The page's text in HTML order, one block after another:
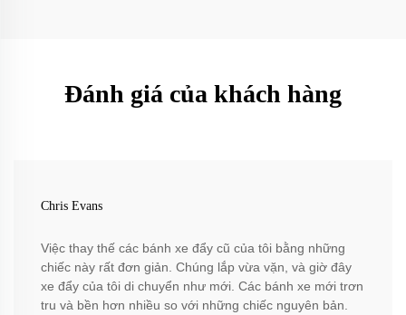
Đánh giá của khách hàng
Chris Evans
Việc thay thế các bánh xe đẩy cũ của tôi bằng những
chiếc này rất đơn giản. Chúng lắp vừa vặn, và giờ đây
xe đẩy của tôi di chuyển như mới. Các bánh xe mới trơn
tru và bền hơn nhiều so với những chiếc nguyên bản.